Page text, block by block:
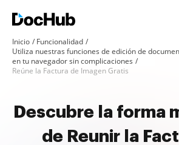
Inicio
Funcionalidad
Utiliza nuestras funciones de edición de
en tu navegador sin complicaciones
Reúne la Factura de Imagen Gratis
Descubre la forma
de Reunir la